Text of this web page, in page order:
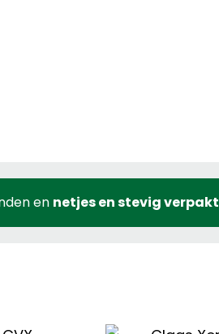
en netjes en stevig verpakt